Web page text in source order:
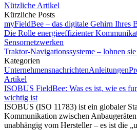
Nützliche Artikel
Kürzliche Posts
myFieldBee – das digitale Gehirn Ihres
Die Rolle energieeffizienter
Sensornetzwerken
Traktor-Navigationssysteme – lohnen
Kategorien
UnternehmensnachrichtenAnleitungen
Artikel
ISOBUS FieldBee: Was es ist, wie es
wichtig ist
ISOBUS (ISO 11783) ist ein globaler
Kommunikation zwischen
unabhängig vom Hersteller – es ist die